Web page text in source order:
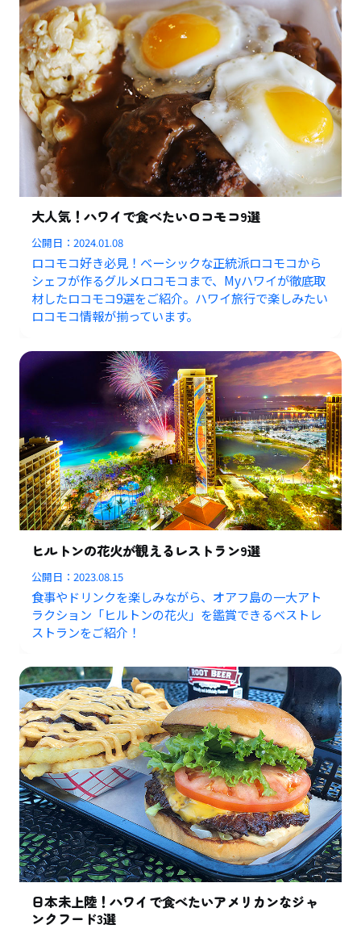
大人気！ハワイで食べたいロコモコ9選
公開日：2024.01.08
ロコモコ好き必見！ベーシックな正統派ロコモコから
シェフが作るグルメロコモコまで、Myハワイが徹底取
材したロコモコ9選をご紹介。ハワイ旅行で楽しみたい
ロコモコ情報が揃っています。
ヒルトンの花火が観えるレストラン9選
公開日：2023.08.15
食事やドリンクを楽しみながら、オアフ島の一大アト
ラクション「ヒルトンの花火」を鑑賞できるベストレ
ストランをご紹介！
日本未上陸！ハワイで食べたいアメリカンなジャ
ンクフード3選